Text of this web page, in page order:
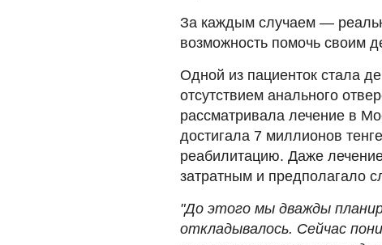
За каждым случаем —
возможность помочь своим
Одной из пациенток стала
отсутствием анального
рассматривала лечение в
достигала 7 миллионов
реабилитацию. Даже
затратным и предполагало
"До этого мы дважды
откладывалось. Сейчас